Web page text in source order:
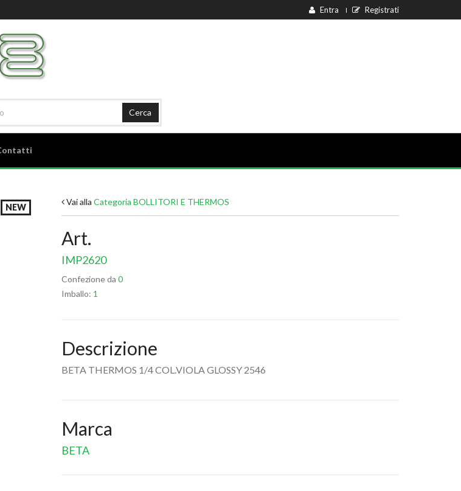
Entra Registrati
Cerca
NEW
Vai alla Categoria BOLLITORI E THERMOS
Art.
IMP2620
Confezione da 0
Imballo: 1
Descrizione
BETA THERMOS 1/4 COL.VIOLA GLOSSY 2546
Marca
BETA